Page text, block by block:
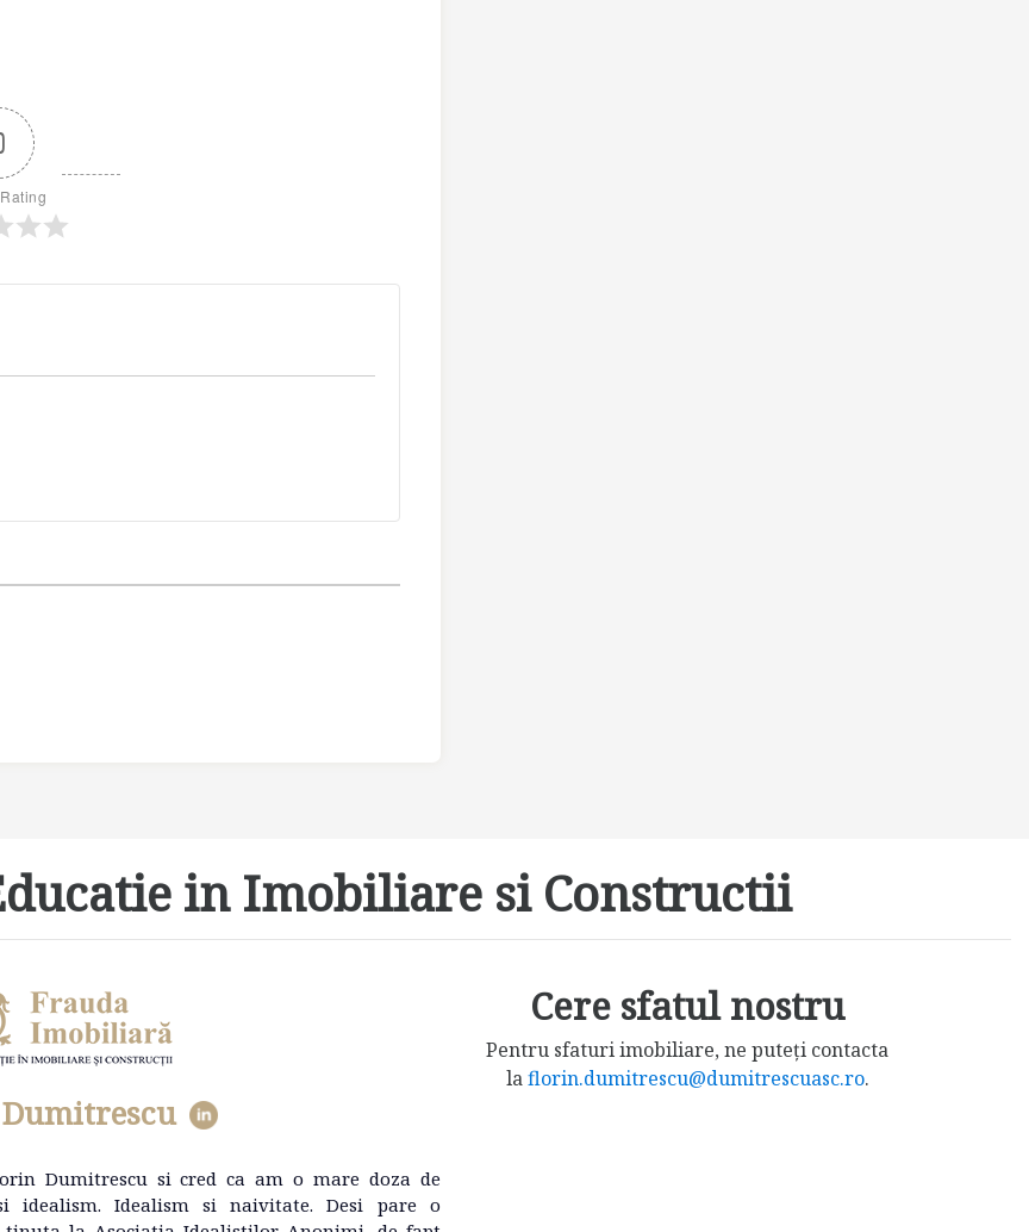
in Imobiliare si Constructii
Dumitrescu si cred ca am o mare doza de
idealism. Idealism si naivitate. Desi pare o
Cere sfatul nostru
Pentru sfaturi imobiliare, ne puteți contacta
laflorin.dumitrescu@dumitrescuasc.ro.